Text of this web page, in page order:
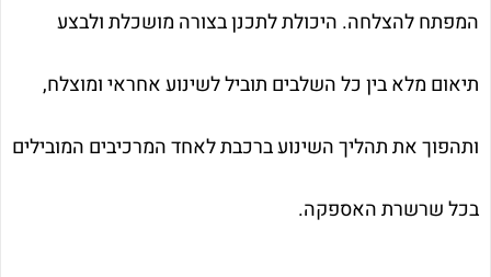
המפתח להצלחה. היכולת לתכנן בצורה מושכלת ולבצע
תיאום מלא בין כל השלבים תוביל לשינוע אחראי ומוצלח,
ותהפוך את תהליך השינוע ברכבת לאחד המרכיבים המובילים
בכל שרשרת האספקה.